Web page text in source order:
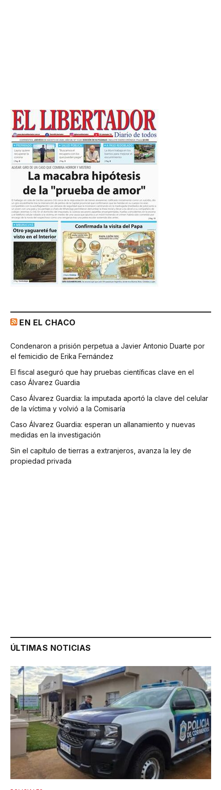
EN EL CHACO
Condenaron a prisión perpetua a Javier Antonio Duarte por
el femicidio de Erika Fernández
El fiscal aseguró que hay pruebas científicas clave en el
caso Álvarez Guardia
Caso Álvarez Guardia: la imputada aportó la clave del celular
de la víctima y volvió a la Comisaría
Caso Álvarez Guardia: esperan un allanamiento y nuevas
medidas en la investigación
Sin el capítulo de tierras a extranjeros, avanza la ley de
propiedad privada
ÚLTIMAS NOTICIAS